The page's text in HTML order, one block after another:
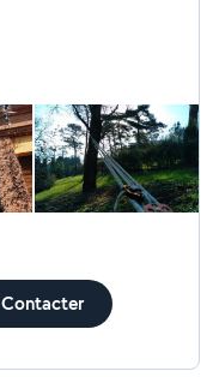
Contacter